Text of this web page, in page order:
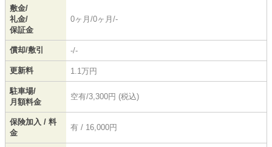
敷金/
礼金/
保証金
0ヶ月/0ヶ月/-
償却/敷引 -/-
更新料 1.1万円
駐車場/
月額料金
空有/3,300円 (税込)
保険加入 / 料
金
有 / 16,000円